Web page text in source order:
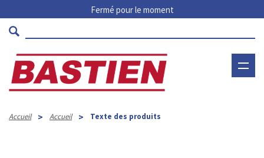
Fermé pour le moment
Accueil > Accueil > Texte des produits